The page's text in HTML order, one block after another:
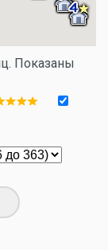
Показаны